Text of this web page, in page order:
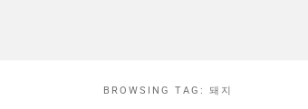
BROWSING TAG: 돼지